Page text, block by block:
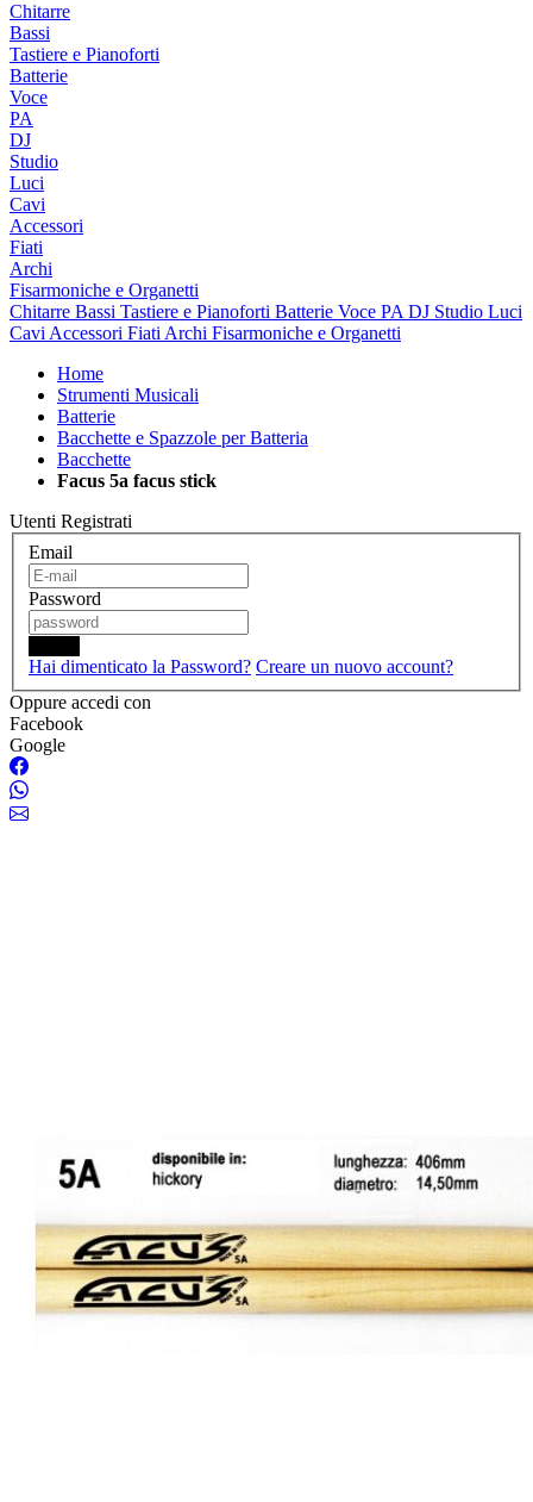
Chitarre
Bassi
Tastiere e Pianoforti
Batterie
Voce
PA
DJ
Studio
Luci
Cavi
Accessori
Fiati
Archi
Fisarmoniche e Organetti
Chitarre Bassi Tastiere e Pianoforti Batterie Voce PA DJ Studio Luci
Cavi Accessori Fiati Archi Fisarmoniche e Organetti
Home
Strumenti Musicali
Batterie
Bacchette e Spazzole per Batteria
Bacchette
Facus 5a facus stick
Utenti Registrati
Email
Password
Hai dimenticato la Password? Creare un nuovo account?
Oppure accedi con
Facebook
Google